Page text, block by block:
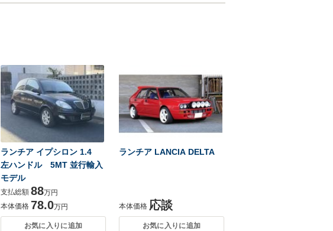
ランチア イプシロン 1.4
左ハンドル 5MT 並行輸入
モデル
支払総額 88万円
本体価格 78.0万円
お気に入りに追加
ランチア LANCIA DELTA
本体価格 応談
お気に入りに追加